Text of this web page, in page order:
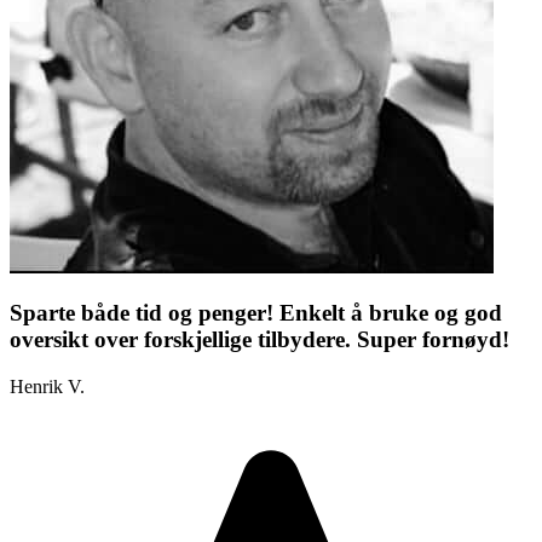
Sparte både tid og penger! Enkelt å bruke og god
oversikt over forskjellige tilbydere. Super fornøyd!
Henrik V.